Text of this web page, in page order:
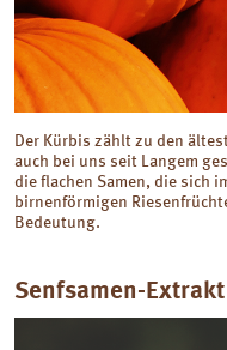
Der Kürbis zählt zu den
auch bei uns seit Langem
die flachen Samen, die sich
birnenförmigen
Bedeutung.
Senfsamen-Extrakt